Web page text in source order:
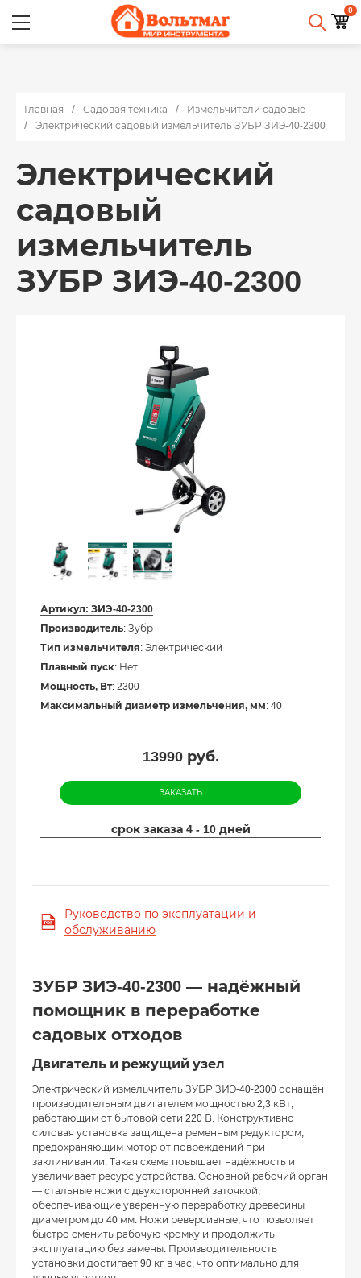
0
Главная Садовая техника
Измельчители садовые
Электрический садовый измельчитель ЗУБР ЗИЭ-40-2300
Электрический
садовый
измельчитель
ЗУБР ЗИЭ-40-2300
Артикул: ЗИЭ-40-2300
Производитель: Зубр
Тип измельчителя: Электрический
Плавный пуск: Нет
Мощность, Вт: 2300
Максимальный диаметр измельчения, мм: 40
13990руб.
ЗАКАЗАТЬ
срок заказа 4 - 10 дней
Руководство по эксплуатации и
обслуживанию
ЗУБР ЗИЭ-40-2300 — надёжный
помощник в переработке
садовых отходов
Двигатель и режущий узел
Электрический измельчитель ЗУБР ЗИЭ-40-2300 оснащён
производительным двигателем мощностью 2,3 кВт,
работающим от бытовой сети 220 В. Конструктивно
силовая установка защищена ременным редуктором,
предохраняющим мотор от повреждений при
заклинивании. Такая схема повышает надёжность и
увеличивает ресурс устройства. Основной рабочий орган
— стальные ножи с двухсторонней заточкой,
обеспечивающие уверенную переработку древесины
диаметром до 40 мм. Ножи реверсивные, что позволяет
быстро сменить рабочую кромку и продолжить
эксплуатацию без замены. Производительность
установки достигает 90 кг в час, что оптимально для